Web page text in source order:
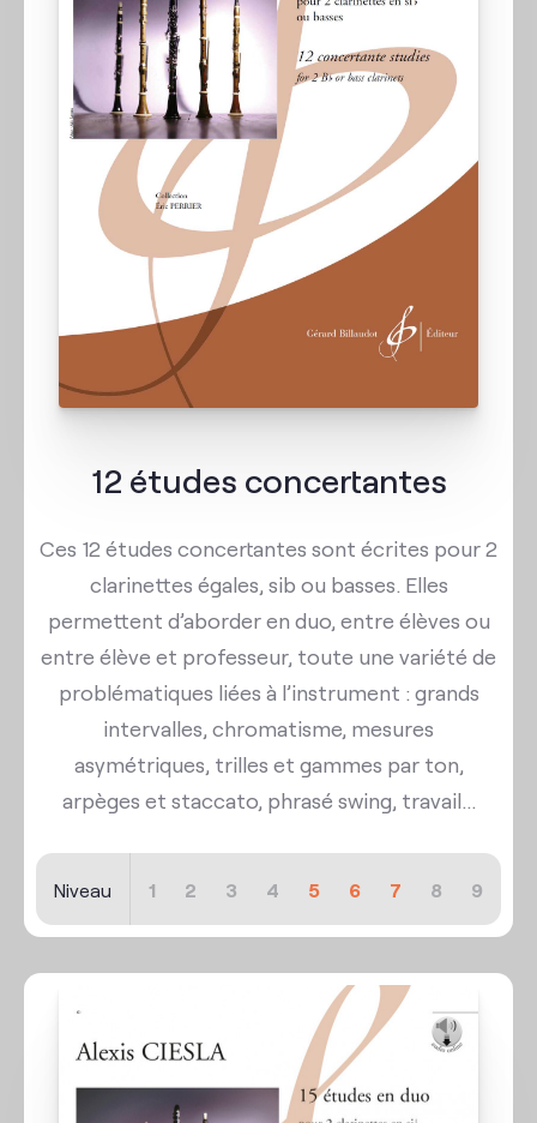
12 études concertantes
Ces 12 études concertantes sont écrites pour 2
clarinettes égales, sib ou basses. Elles
permettent d’aborder en duo, entre élèves ou
entre élève et professeur, toute une variété de
problématiques liées à l’instrument : grands
intervalles, chromatisme, mesures
asymétriques, trilles et gammes par ton,
arpèges et staccato, phrasé swing, travail...
Niveau 1 2 3 4 5 6 7 8 9
Liens utiles
Contact